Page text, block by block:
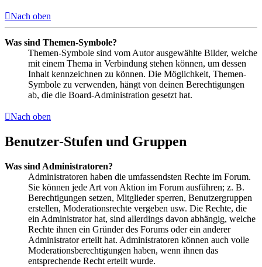
Nach oben
Was sind Themen-Symbole?
Themen-Symbole sind vom Autor ausgewählte Bilder, welche
mit einem Thema in Verbindung stehen können, um dessen
Inhalt kennzeichnen zu können. Die Möglichkeit, Themen-
Symbole zu verwenden, hängt von deinen Berechtigungen
ab, die die Board-Administration gesetzt hat.
Nach oben
Benutzer-Stufen und Gruppen
Was sind Administratoren?
Administratoren haben die umfassendsten Rechte im Forum.
Sie können jede Art von Aktion im Forum ausführen; z. B.
Berechtigungen setzen, Mitglieder sperren, Benutzergruppen
erstellen, Moderationsrechte vergeben usw. Die Rechte, die
ein Administrator hat, sind allerdings davon abhängig, welche
Rechte ihnen ein Gründer des Forums oder ein anderer
Administrator erteilt hat. Administratoren können auch volle
Moderationsberechtigungen haben, wenn ihnen das
entsprechende Recht erteilt wurde.